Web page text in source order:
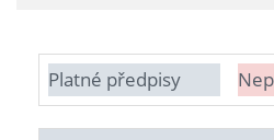
Platné předpisy